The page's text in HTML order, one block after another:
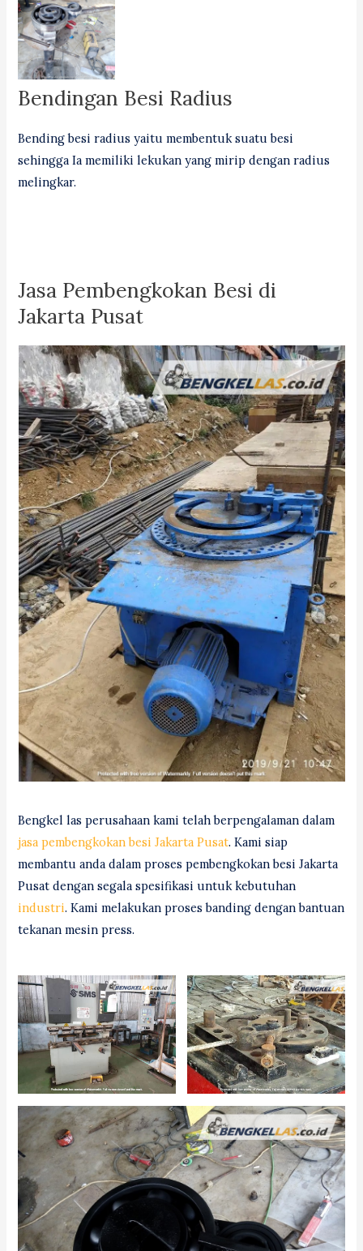
Bendingan Besi Radius
Bending besi radius yaitu membentuk suatu besi
sehingga Ia memiliki lekukan yang mirip dengan radius
melingkar.
Jasa Pembengkokan Besi di
Jakarta Pusat
Bengkel las perusahaan kami telah berpengalaman dalam
jasa pembengkokan besi Jakarta Pusat. Kami siap
membantu anda dalam proses pembengkokan besi Jakarta
Pusat dengan segala spesifikasi untuk kebutuhan
industri. Kami melakukan proses banding dengan bantuan
tekanan mesin press.